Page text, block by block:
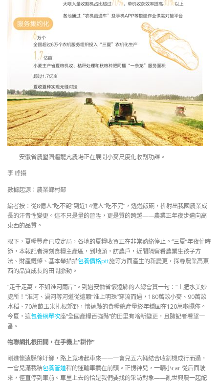
安徽省農墾團體龍亢農場正在展開小麥尺度化收割功課。
李 峰攝
數據起源：農業鄉村部
編者按：從8億人“吃不飽”到近14億人“吃不完”，透過飯碗，折射出我國農業成
長的汗青性變更。這不只是量的晉陞，更是質的跨越——農業正年夜步邁向高
東西的品質。
眼下，夏糧豐產已成定局，各地的夏糧收買正在非常熱絡停止。“三夏”年夜忙時
節，本報記者深刻食糧主產區，到地頭，訪農戶，近間隔察看農業生孩子方
法、財產鏈條、基本舉措措包養價格ptt施等方面產生的新變更，探尋農業高東
西的品質成長的田間脈動。
“走千走萬，不如淮河兩岸”。到過安徽省懷遠縣的人總會贊一句：“土肥水美妙
處所！”淮河、渦河等河道從這顆“淮上明珠”穿流而過，180萬畝小麥、90萬畝
水稻、70萬畝玉米扎根郊野，懷遠縣的食糧總產量終年穩固在120萬噸擺佈。
今夏，這包養網單次座“全國產糧百強縣”的田里有啥新變更，且隨記者看望一
番。
物聯網扎根田間，在手機上“耕作”
剛進懷遠縣徐圩鄉，路上竟堵起車來——一會兒五六輛結合收割機成行而過，
一會兒滿載秸包養管道稈的運輸車攔在前頭。正愣神兒，一輛小car 從后面駛
來，徑直停到車前。車里上去的恰是我們要找的采訪對象——亂世興農一起配